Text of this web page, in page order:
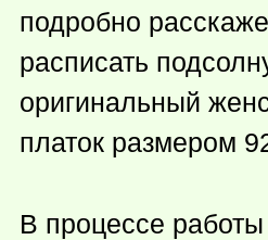
подробно
расписать
оригинальный
платок размером
В процессе